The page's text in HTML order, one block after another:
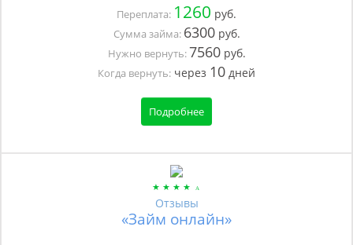
Переплата: 1260 руб.
Сумма займа: 6300руб.
Нужно вернуть:7560руб.
Когда вернуть: через 10 дней
Подробнее
Отзывы
«Займ онлайн»